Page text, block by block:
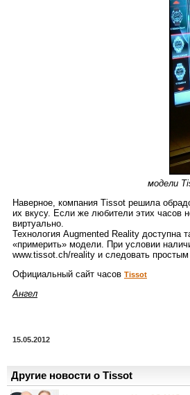
модели
Наверное, компания Tissot решила
их вкусу. Если же любители этих часов
виртуально.
Технология Augmented Reality доступна
«примерить» модели. При условии
www.tissot.ch/reality и следовать простым
Официальный сайт часов Tissot
Ангел
15.05.2012
Другие новости о Tissot